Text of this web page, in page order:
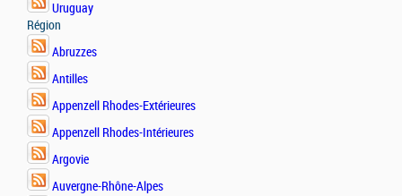
Uruguay
Région
Abruzzes
Antilles
Appenzell Rhodes-Extérieures
Appenzell Rhodes-Intérieures
Argovie
Auvergne-Rhône-Alpes